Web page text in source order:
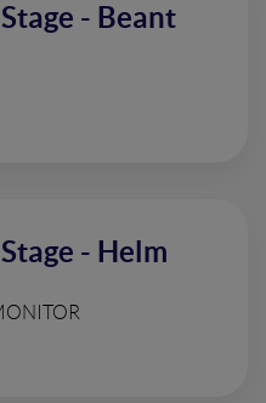
- Beant
- Helm